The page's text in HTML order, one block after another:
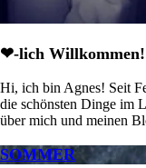
❤-lich Willkommen!
Hi, ich bin Agnes! Seit
die schönsten Dinge im
über mich und meinen
SOMMER